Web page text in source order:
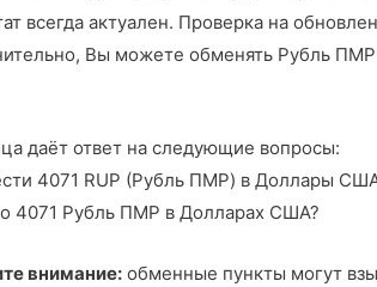
всегда актуален. Проверка на
Вы можете обменять Рубль
даёт ответ на следующие вопросы:
4071 RUP (Рубль ПМР) в Доллары
4071 Рубль ПМР в Долларах США?
внимание: обменные пункты могут